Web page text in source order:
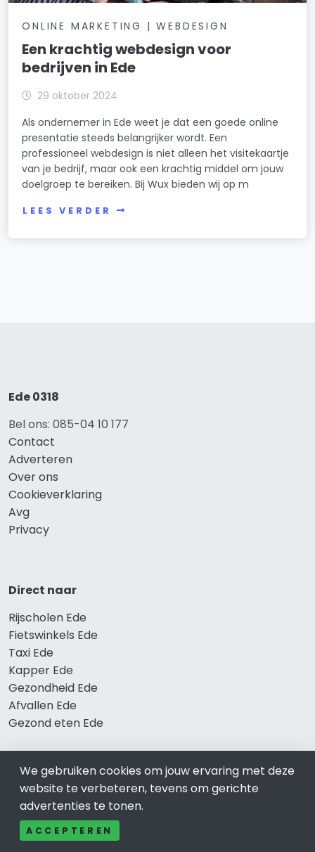
ONLINE MARKETING | WEBDESIGN
Een krachtig webdesign voor
bedrijven in Ede
29 oktober 2024
Als ondernemer in Ede weet je dat een goede online
presentatie steeds belangrijker wordt. Een
professioneel webdesign is niet alleen het visitekaartje
van je bedrijf, maar ook een krachtig middel om jouw
doelgroep te bereiken. Bij Wux bieden wij op m
LEES VERDER
Ede 0318
Bel ons: 085-04 10 177
Contact
Adverteren
Over ons
Cookieverklaring
Avg
Privacy
Direct naar
Rijscholen Ede
Fietswinkels Ede
Taxi Ede
Kapper Ede
Gezondheid Ede
Afvallen Ede
Gezond eten Ede
Bekend in Ede
Restaurants Ede
Catering Ede
Schoonheidssalon Ede
We gebruiken cookies om jouw ervaring met deze
website te verbeteren, tevens om gerichte
advertenties te tonen.
ACCEPTEREN